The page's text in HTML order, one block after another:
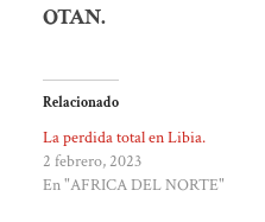
OTAN.
Relacionado
La perdida total en Libia.
2 febrero, 2023
En "AFRICA DEL NORTE"